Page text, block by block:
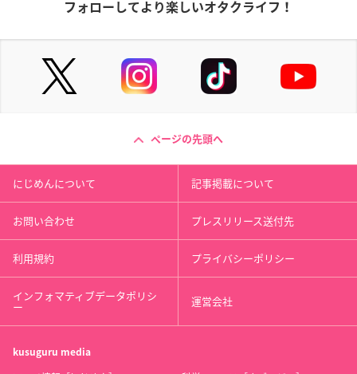
フォローしてより楽しいオタクライフ！
ページの先頭へ
にじめんについて 記事掲載について
お問い合わせ プレスリリース送付先
利用規約 プライバシーポリシー
インフォマティブデータポリシ
ー 運営会社
kusuguru media